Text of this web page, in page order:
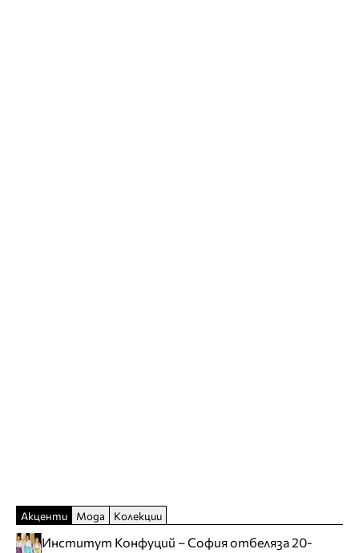
Акценти Мода Колекции
Институт Конфуций – София отбеляза 20-